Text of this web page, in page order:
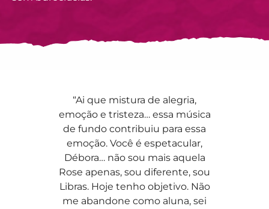
“Ai que mistura de alegria,
emoção e tristeza… essa música
de fundo contribuiu para essa
emoção. Você é espetacular,
Débora… não sou mais aquela
Rose apenas, sou diferente, sou
Libras. Hoje tenho objetivo. Não
me abandone como aluna, sei